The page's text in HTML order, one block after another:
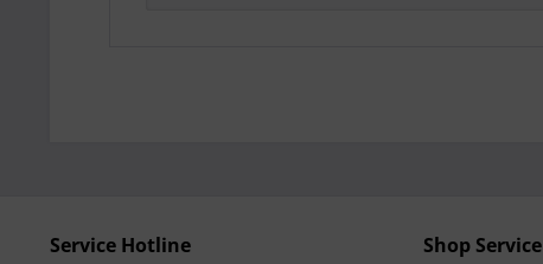
Service Hotline Shop Service